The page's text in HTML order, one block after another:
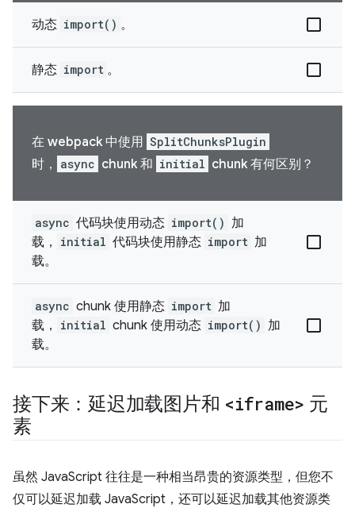
动态 import() 。
静态 import 。
在 webpack 中使用 SplitChunksPlugin
时， async chunk 和 initial chunk 有何区别？
async 代码块使用动态 import() 加
载，
initial 代码块使用静态 import 加
载。
async chunk 使用静态 import 加
载，
initial chunk 使用动态 import() 加
载。
接下来：延迟加载图片和 <iframe> 元
素
虽然 JavaScript 往往是一种相当昂贵的资源类型，但您不
仅可以延迟加载 JavaScript，还可以延迟加载其他资源类